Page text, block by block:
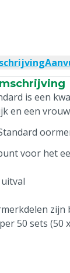
is een
en een
voor het
50 sets (50